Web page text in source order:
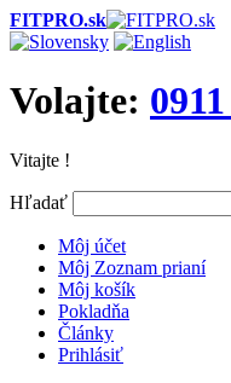
FITPRO.sk
Volajte:
Vitajte !
Hľadať
Môj účet
Môj Zoznam prianí
Môj košík
Pokladňa
Články
Prihlásiť